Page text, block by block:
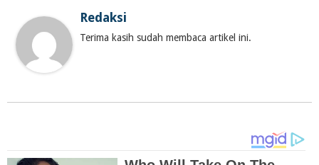
Redaksi
Terima kasih sudah membaca artikel ini.